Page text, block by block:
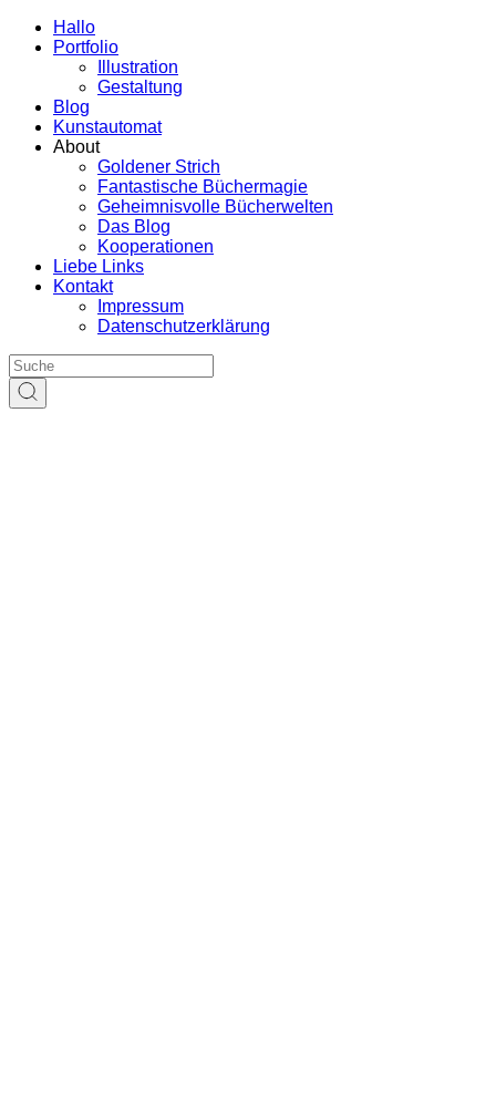
Hallo
Portfolio
Illustration
Gestaltung
Blog
Kunstautomat
About
Goldener Strich
Fantastische Büchermagie
Geheimnisvolle Bücherwelten
Das Blog
Kooperationen
Liebe Links
Kontakt
Impressum
Datenschutzerklärung